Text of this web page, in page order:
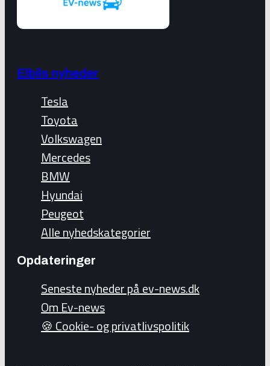
Elbils nyheder
Tesla
Toyota
Volkswagen
Mercedes
BMW
Hyundai
Peugeot
Alle nyhedskategorier
Opdateringer
Seneste nyheder på ev-news.dk
Om Ev-news
🍪 Cookie- og privatlivspolitik